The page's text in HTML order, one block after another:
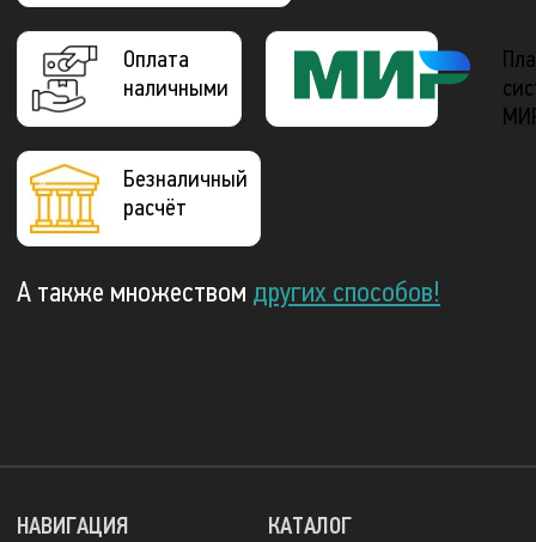
Оплата
наличными
Безналичный
расчёт
А также множеством других способов!
КАТАЛОГ
НАВИГАЦИЯ